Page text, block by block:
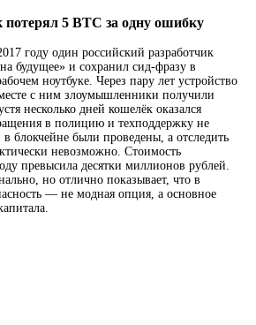
потерял 5 BTC за одну ошибку
году один российский разработчик
будущее» и сохранил сид‑фразу в
ноутбуке. Через пару лет устройство
с ним злоумышленники получили
несколько дней кошелёк оказался
в полицию и техподдержку не
блокчейне были проведены, а отследить
невозможно. Стоимость
превысила десятки миллионов рублей.
но отлично показывает, что в
— не модная опция, а основное